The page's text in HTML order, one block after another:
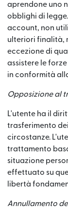
aprendone uno
obblighi di
account, non
ulteriori finalità,
eccezione di
assistere le
in conformità
Opposizione al
L'utente ha il
trasferimento
circostanze.
trattamento
situazione
effettuato su
libertà
Annullamento